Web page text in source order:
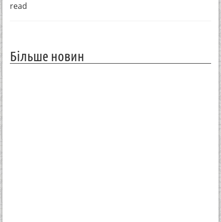
read
Більше новин